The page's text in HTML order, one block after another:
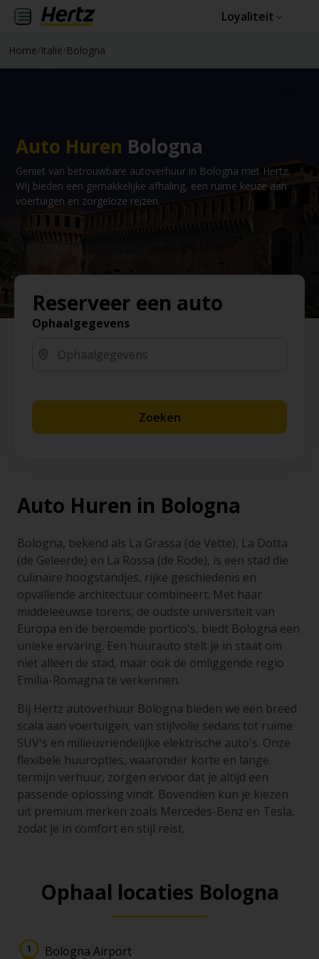
Loyaliteit
Home Italië Bologna
Auto Huren Bologna
Geniet van betrouwbare autoverhuur in Bologna met Hertz.
Wij bieden een gemakkelijke afhaling, een ruime keuze aan
voertuigen en zorgeloze reizen.
Reserveer een auto
Ophaalgegevens
Zoeken
Auto Huren in Bologna
Bologna, bekend als La Grassa (de Vette), La Dotta
(de Geleerde) en La Rossa (de Rode), is een stad die
culinaire hoogstandjes, rijke geschiedenis en
opvallende architectuur combineert. Met haar
middeleeuwse torens, de oudste universiteit van
Europa en de beroemde portico's, biedt Bologna een
unieke ervaring. Een huurauto stelt je in staat om
niet alleen de stad, maar ook de omliggende regio
Emilia-Romagna te verkennen.
Bij Hertz autoverhuur Bologna bieden we een breed
scala aan voertuigen, van stijlvolle sedans tot ruime
SUV's en milieuvriendelijke elektrische auto's. Onze
flexibele huuropties, waaronder korte en lange
termijn verhuur, zorgen ervoor dat je altijd een
passende oplossing vindt. Bovendien kun je kiezen
uit premium merken zoals Mercedes-Benz en Tesla,
zodat je in comfort en stijl reist.
Ophaal locaties Bologna
Bologna Airport